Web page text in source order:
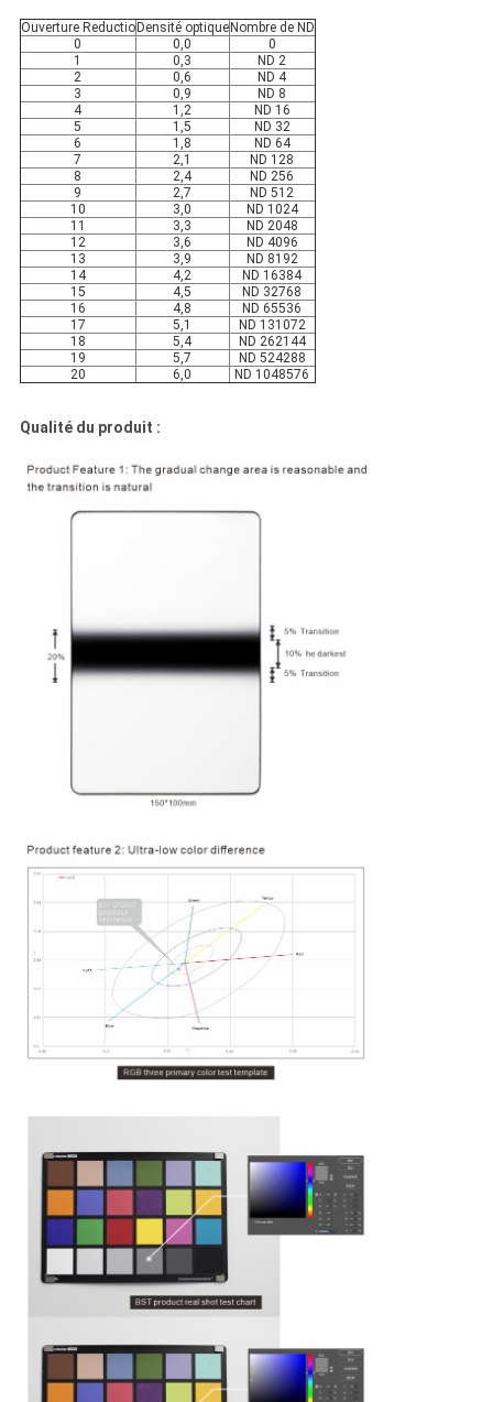
Ouverture Reductio Densité optique Nombre de ND
0
0,0
0
1
0,3
ND 2
2
0,6
ND 4
3
0,9
ND 8
4
1,2
ND 16
5
1,5
ND 32
6
1,8
ND 64
7
2,1
ND 128
8
2,4
ND 256
9
2,7
ND 512
10
3,0
ND 1024
11
3,3
ND 2048
12
3,6
ND 4096
13
3,9
ND 8192
14
4,2
ND 16384
15
4,5
ND 32768
16
4,8
ND 65536
17
5,1
ND 131072
18
5,4
ND 262144
19
5,7
ND 524288
20
6,0 ND 1048576
Qualité du produit :